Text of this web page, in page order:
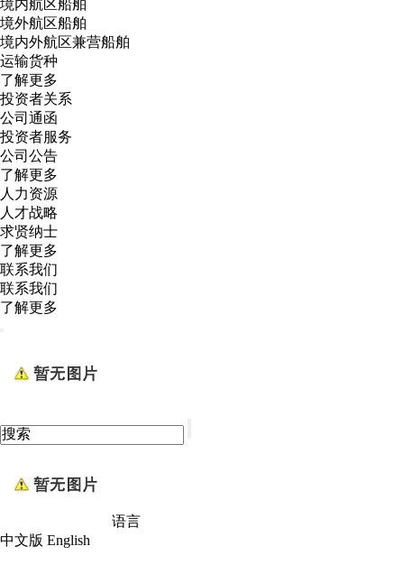
境内航区船舶
境外航区船舶
境内外航区兼营船舶
运输货种
了解更多
投资者关系
公司通函
投资者服务
公司公告
了解更多
人力资源
人才战略
求贤纳士
了解更多
联系我们
联系我们
了解更多
语言
中文版 English